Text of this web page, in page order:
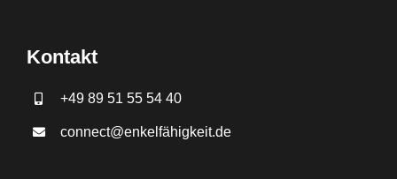
Kontakt
+49 89 51 55 54 40
connect@enkelfähigkeit.de